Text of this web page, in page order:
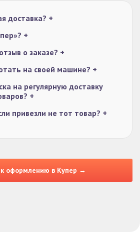
доставка? +
+
о заказе? +
на своей машине? +
на регулярную доставку
+
привезли не тот товар? +
оформлению в Купер →